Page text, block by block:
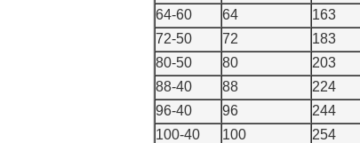
64-60
64 163
72-50
72 183
80-50
80 203
88-40
88 224
96-40
96 244
100-40
100 254